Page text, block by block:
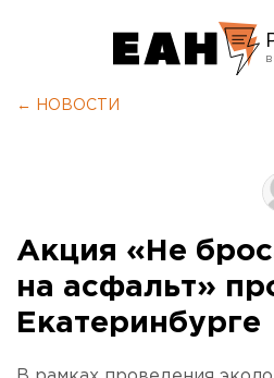
← НОВОСТИ
Акция «Не
на асфальт»
Екатеринбурге